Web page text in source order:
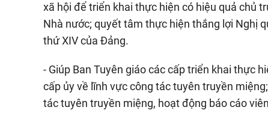
xã hội để triển khai thực hiện có hiệu quả chủ
Nhà nước; quyết tâm thực hiện thắng lợi Nghị
thứ XIV của Đảng.
- Giúp Ban Tuyên giáo các cấp triển khai thực
cấp ủy về lĩnh vực công tác tuyên truyền
tác tuyên truyền miệng, hoạt động báo cáo